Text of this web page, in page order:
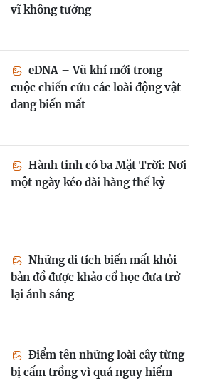
vĩ không tưởng
eDNA – Vũ khí mới trong
cuộc chiến cứu các loài động vật
đang biến mất
Hành tinh có ba Mặt Trời: Nơi
một ngày kéo dài hàng thế kỷ
Những di tích biến mất khỏi
bản đồ được khảo cổ học đưa trở
lại ánh sáng
Điểm tên những loài cây từng
bị cấm trồng vì quá nguy hiểm